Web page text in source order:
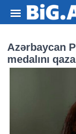
Azərbaycan
medalını